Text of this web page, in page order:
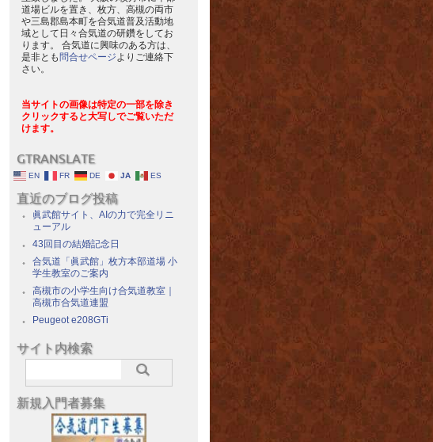
道場ビルを置き、枚方、高槻の両市
や三島郡島本町を合気道普及活動地
域として日々合気道の研鑽をしてお
ります。 合気道に興味のある方は、
是非とも 問合せページよりご連絡下
さい。
当サイトの画像は特定の一部を除き
クリックすると大写しでご覧いただ
けます。
GTRANSLATE
EN FR DE JA ES
直近のブログ投稿
眞武館サイト、AIの力で完全リニ
ューアル
43回目の結婚記念日
合気道「眞武館」枚方本部道場 小
学生教室のご案内
高槻市の小学生向け合気道教室｜
高槻市合気道連盟
Peugeot e208GTi
サイト内検索
新規入門者募集